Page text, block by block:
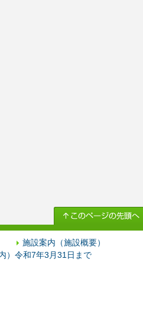
施設案内（施設概要）
）令和7年3月31日まで